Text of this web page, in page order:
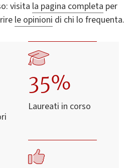
visita la pagina completa per
le opinioni di chi lo frequenta.
35%
Laureati in corso